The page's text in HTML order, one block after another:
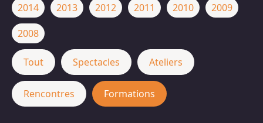
2014
2013 2012 2011 2010
2009
2008
Tout Spectacles Ateliers
Rencontres Formations